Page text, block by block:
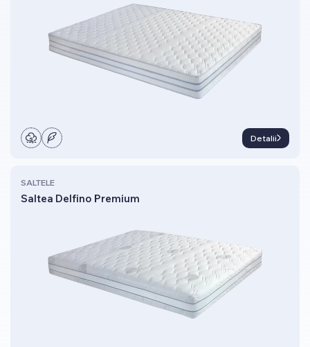
Detalii
SALTELE
Saltea Delfino Premium